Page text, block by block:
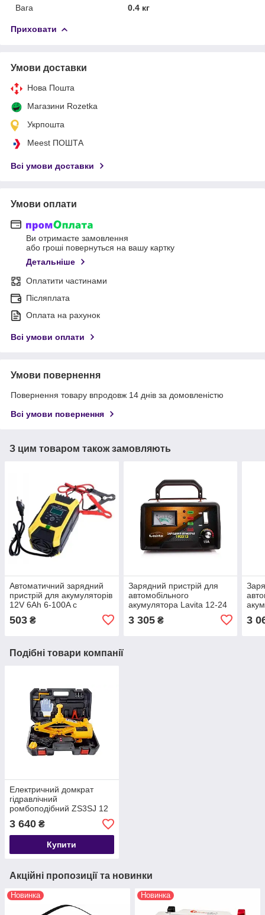
Вага 0.4 кг
Приховати
Умови доставки
Нова Пошта
Магазини Rozetka
Укрпошта
Meest ПОШТА
Всі умови доставки
Умови оплати
Ви отримаєте замовлення
або гроші повернуться на вашу картку
Детальніше
Оплатити частинами
Післяплата
Оплата на рахунок
Всі умови оплати
Умови повернення
Повернення товару впродовж 14 днів за домовленістю
Всі умови повернення
З цим товаром також замовляють
Автоматичний зарядний
пристрій для акумуляторів
12V 6Ah 6-100A c
Функцією Відновлення Акб
503 ₴
Зарядний пристрій для
автомобільного
акумулятора Lavita 12-24
3 305₴ 3
Подібні товари компанії
Електричний домкрат
гідравлічний
ромбоподібний ZS3SJ 12
V у кейсі 3 тонни
3 640 ₴
Купити
Акційні пропозиції та новинки
Новинка Новинка